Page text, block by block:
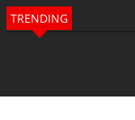
TRENDING